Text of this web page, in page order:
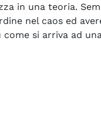
in una teoria.
nel caos ed
si arriva ad